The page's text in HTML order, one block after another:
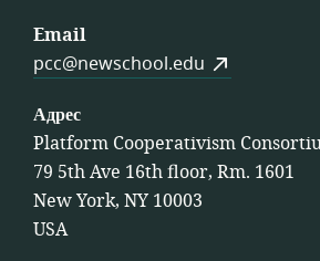
Email
pcc@newschool.edu
Адрес
Platform Cooperativism
79 5th Ave 16th floor, Rm. 1601
New York, NY 10003
USA